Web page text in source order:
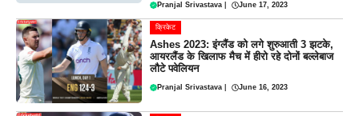
Pranjal Srivastava June 17, 2023
क्रिकेट
Ashes 2023: इंग्लैंड को लगे शुरुआती 3 झटके,
आयरलैंड के खिलाफ मैच में हीरो रहे दोनों बल्लेबाज
लौटे पवेलियन
Pranjal Srivastava June 16, 2023